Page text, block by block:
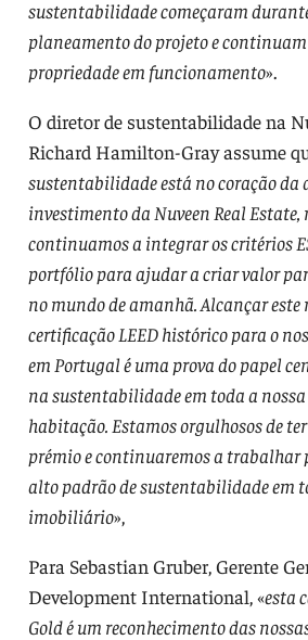
sustentabilidade começaram
planeamento do projeto e continuam
propriedade em funcionamento».
O diretor de sustentabilidade na
Richard Hamilton-Gray assume
sustentabilidade está no coração da
investimento da Nuveen Real Estate,
continuamos a integrar os critérios
portfólio para ajudar a criar valor
no mundo de amanhã. Alcançar este
certificação LEED histórico para o
em Portugal é uma prova do papel
na sustentabilidade em toda a
habitação. Estamos orgulhosos de
prémio e continuaremos a
alto padrão de sustentabilidade em
imobiliário»,
Para Sebastian Gruber, Gerente
Development International, «esta
Gold é um reconhecimento das